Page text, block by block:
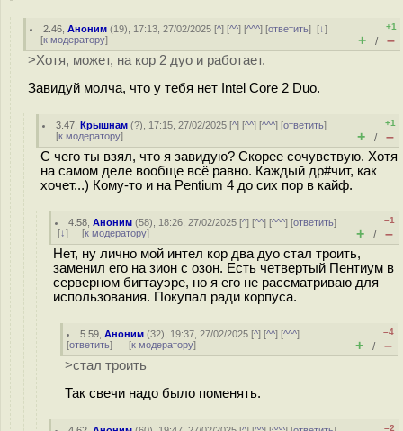
2.46 ,Аноним (19), 17:13, 27/02/2025 [^] [^^] [^^^] [ответить][↓]
[к модератору]
+1
+ / –
>Хотя, может, на кор 2 дуо и работает.
Завидуй молча, что у тебя нет Intel Core 2 Duo.
3.47 ,Крышнам (?), 17:15, 27/02/2025 [^] [^^] [^^^] [ответить]
[к модератору]
+1
+ / –
С чего ты взял, что я завидую? Скорее сочувствую. Хотя
на самом деле вообще всё равно. Каждый др#чит, как
хочет...) Кому-то и на Pentium 4 до сих пор в кайф.
4.58 ,Аноним (58), 18:26, 27/02/2025 [^] [^^] [^^^] [ответить]
[↓] [к модератору]
–1
+ / –
Нет, ну лично мой интел кор два дуо стал троить,
заменил его на зион с озон. Есть четвертый Пентиум в
серверном бигтауэре, но я его не рассматриваю для
использования. Покупал ради корпуса.
5.59 ,Аноним (32), 19:37, 27/02/2025 [^] [^^] [^^^]
[ответить] [к модератору]
–4
+ / –
>стал троить
Так свечи надо было поменять.
–2